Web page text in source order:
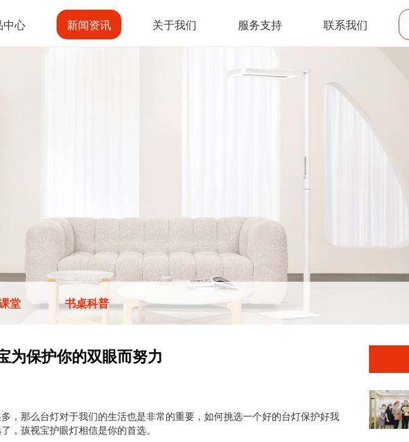
中心 新闻资讯 关于我们 服务支持 联系我们
堂 书桌科普
为保护你的双眼而努力
，那么台灯对于我们的生活也是非常的重要，如何挑选一个好的台灯保护好我
，孩视宝护眼灯相信是你的首选。